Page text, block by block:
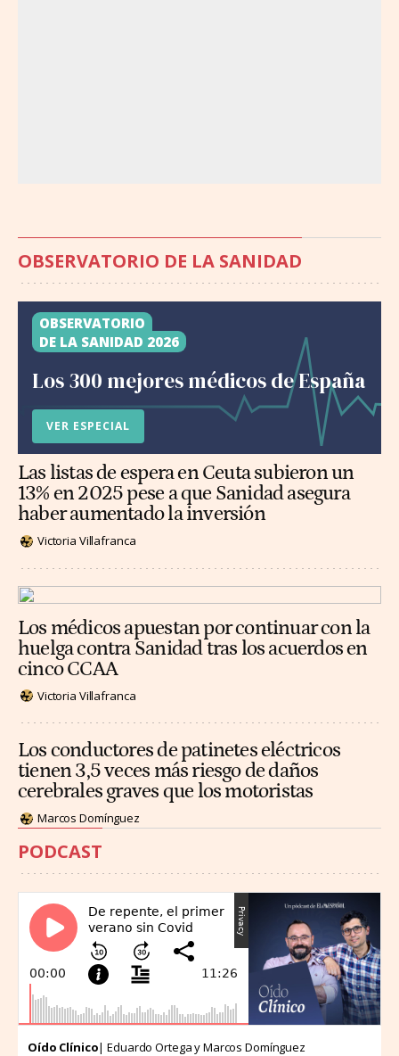
OBSERVATORIO DE LA SANIDAD
OBSERVATORIO
DE LA SANIDAD 2026
Los 300 mejores médicos de España
VER ESPECIAL
Las listas de espera en Ceuta subieron un
13% en 2025 pese a que Sanidad asegura
haber aumentado la inversión
Victoria Villafranca
Los médicos apuestan por continuar con la
huelga contra Sanidad tras los acuerdos en
cinco CCAA
Victoria Villafranca
Los conductores de patinetes eléctricos
tienen 3,5 veces más riesgo de daños
cerebrales graves que los motoristas
Marcos Domínguez
PODCAST
Oído Clínico| Eduardo Ortega y Marcos Domínguez